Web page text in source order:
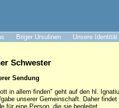
Briger Ursulinen Unsere Identität
Schwester
Sendung
in allem finden" geht auf den hl.
unserer Gemeinschaft. Daher
für eine Person, die sie begleitet ...